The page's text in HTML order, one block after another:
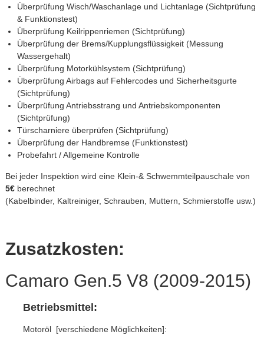
Überprüfung Wisch/Waschanlage und Lichtanlage (Sichtprüfung
& Funktionstest)
Überprüfung Keilrippenriemen (Sichtprüfung)
Überprüfung der Brems/Kupplungsflüssigkeit (Messung
Wassergehalt)
Überprüfung Motorkühlsystem (Sichtprüfung)
Überprüfung Airbags auf Fehlercodes und Sicherheitsgurte
(Sichtprüfung)
Überprüfung Antriebsstrang und Antriebskomponenten
(Sichtprüfung)
Türscharniere überprüfen (Sichtprüfung)
Überprüfung der Handbremse (Funktionstest)
Probefahrt / Allgemeine Kontrolle
Bei jeder Inspektion wird eine Klein-& Schwemmteilpauschale von
5€berechnet
(Kabelbinder, Kaltreiniger, Schrauben, Muttern, Schmierstoffe usw.)
Zusatzkosten:
Camaro Gen.5 V8 (2009-2015)
Betriebsmittel:
Motoröl [verschiedene Möglichkeiten]: